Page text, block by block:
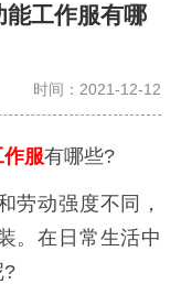
能工作服有哪
时间：2021-12-12
作服有哪些?
劳动强度不同，
。在日常生活中
?